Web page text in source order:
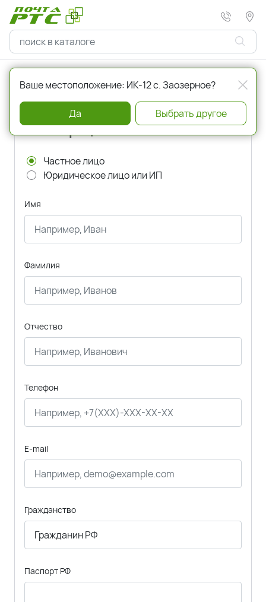
Главная Регистрация
Регистрация
Частное лицо
Юридическое лицо или ИП
Имя
Фамилия
Отчество
Телефон
E-mail
Гражданство
Паспорт РФ
Ваше местоположение: ИК-12 с. Заозерное?
Да Выбрать другое